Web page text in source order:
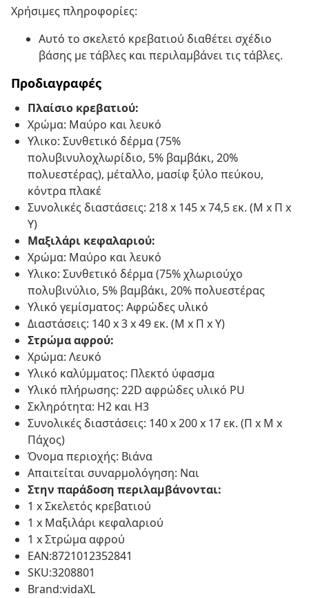
Χρήσιμες πληροφορίες:
Αυτό το σκελετό κρεβατιού διαθέτει σχέδιο
βάσης με τάβλες και περιλαμβάνει τις τάβλες.
Προδιαγραφές
Πλαίσιο κρεβατιού:
Χρώμα: Μαύρο και λευκό
Υλικο: Συνθετικό δέρμα (75%
πολυβινυλοχλωρίδιο, 5% βαμβάκι, 20%
πολυεστέρας), μέταλλο, μασίφ ξύλο πεύκου,
κόντρα πλακέ
Συνολικές διαστάσεις: 218 x 145 x 74,5 εκ. (Μ x Π x
Υ)
Μαξιλάρι κεφαλαριού:
Χρώμα: Μαύρο και λευκό
Υλικο: Συνθετικό δέρμα (75% χλωριούχο
πολυβινύλιο, 5% βαμβάκι, 20% πολυεστέρας
Υλικό γεμίσματος: Αφρώδες υλικό
Διαστάσεις: 140 x 3 x 49 εκ. (Μ x Π x Υ)
Στρώμα αφρού:
Χρώμα: Λευκό
Υλικό καλύμματος: Πλεκτό ύφασμα
Υλικό πλήρωσης: 22D αφρώδες υλικό PU
Σκληρότητα: H2 και H3
Συνολικές διαστάσεις: 140 x 200 x 17 εκ. (Π x Μ x
Πάχος)
Όνομα περιοχής: Βιάνα
Απαιτείται συναρμολόγηση: Ναι
Στην παράδοση περιλαμβάνονται:
1 x Σκελετός κρεβατιού
1 x Μαξιλάρι κεφαλαριού
1 x Στρώμα αφρού
EAN:8721012352841
SKU:3208801
Brand:vidaXL